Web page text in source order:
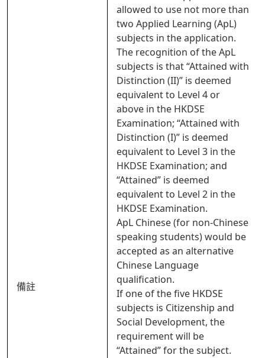
備註
allowed to use not more than
two Applied Learning (ApL)
subjects in the application.
The recognition of the ApL
subjects is that “Attained with
Distinction (II)” is deemed
equivalent to Level 4 or
above in the HKDSE
Examination; “Attained with
Distinction (I)” is deemed
equivalent to Level 3 in the
HKDSE Examination; and
“Attained” is deemed
equivalent to Level 2 in the
HKDSE Examination.
ApL Chinese (for non-Chinese
speaking students) would be
accepted as an alternative
Chinese Language
qualification.
If one of the five HKDSE
subjects is Citizenship and
Social Development, the
requirement will be
“Attained” for the subject.